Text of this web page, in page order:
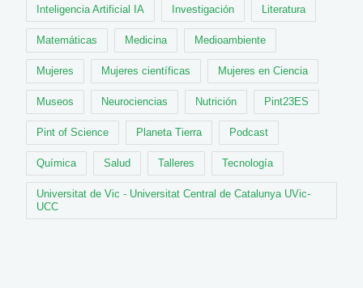
Inteligencia Artificial IA Investigación Literatura
Matemáticas Medicina Medioambiente
Mujeres Mujeres científicas Mujeres en Ciencia
Museos Neurociencias Nutrición Pint23ES
Pint of Science Planeta Tierra Podcast
Química Salud Talleres Tecnología
Universitat de Vic - Universitat Central de Catalunya UVic-
UCC